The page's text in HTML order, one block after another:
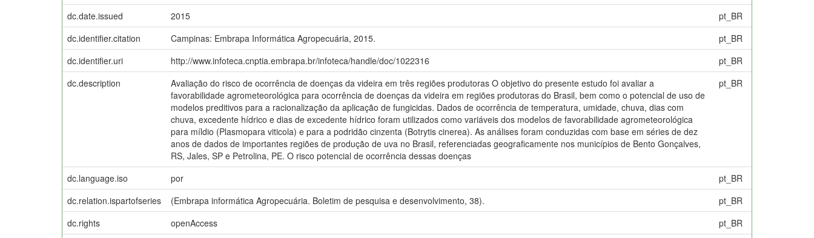
dc.date.issued
2015
pt_BR
dc.identifier.citation
Campinas: Embrapa Informática Agropecuária, 2015.
pt_BR
dc.identifier.uri
http://www.infoteca.cnptia.embrapa.br/infoteca/handle/doc/1022316
pt_BR
dc.description
Avaliação do risco de ocorrência de doenças da videira em três regiões produtoras O objetivo do presente estudo foi avaliar a
favorabilidade agrometeorológica para ocorrência de doenças da videira em regiões produtoras do Brasil, bem como o potencial de uso de
modelos preditivos para a racionalização da aplicação de fungicidas. Dados de ocorrência de temperatura, umidade, chuva, dias com
chuva, excedente hídrico e dias de excedente hídrico foram utilizados como variáveis dos modelos de favorabilidade agrometeorológica
para míldio (Plasmopara viticola) e para a podridão cinzenta (Botrytis cinerea). As análises foram conduzidas com base em séries de dez
anos de dados de importantes regiões de produção de uva no Brasil, referenciadas geograficamente nos municípios de Bento Gonçalves,
RS, Jales, SP e Petrolina, PE. O risco potencial de ocorrência dessas doenças
pt_BR
dc.language.iso por
pt_BR
dc.relation.ispartofseries
(Embrapa informática Agropecuária. Boletim de pesquisa e desenvolvimento, 38).
pt_BR
dc.rights
openAccess
pt_BR